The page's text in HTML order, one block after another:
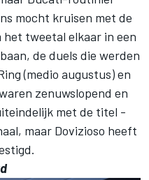
mocht kruisen met de
tweetal elkaar in een
de duels die werden
(medio augustus) en
zenuwslopend en
met de titel -
maar Dovizioso heeft